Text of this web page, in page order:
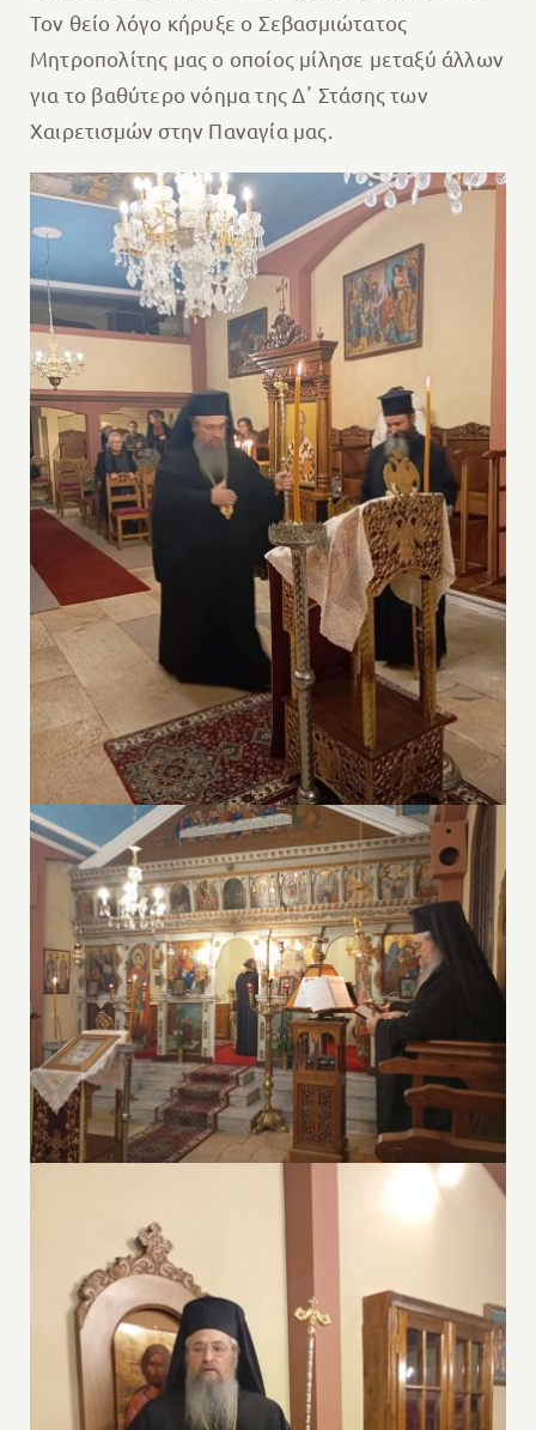
Τον θείο λόγο κήρυξε ο Σεβασμιώτατος
Μητροπολίτης μας ο οποίος μίλησε μεταξύ άλλων
για το βαθύτερο νόημα της Δ᾽ Στάσης των
Χαιρετισμών στην Παναγία μας.